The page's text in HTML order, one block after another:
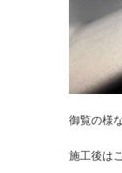
御覧の様
施工後は